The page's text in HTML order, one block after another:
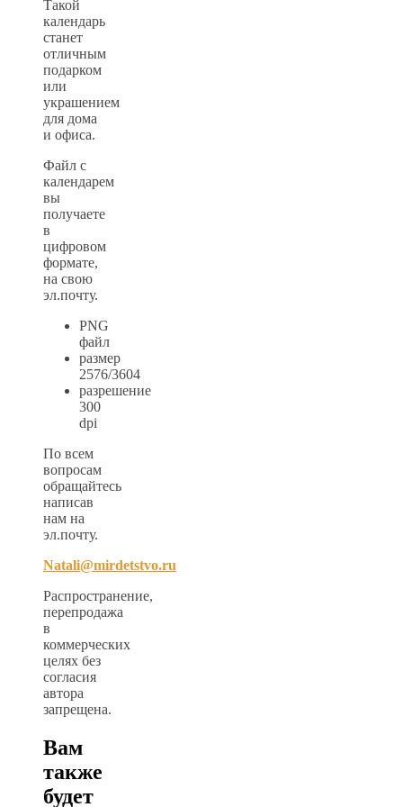
Такой
календарь
станет
отличным
подарком
или
украшением
для дома
и офиса.
Файл с
календарем
вы
получаете
в
цифровом
формате,
на свою
эл.почту.
PNG
файл
размер
2576/3604
разрешение
300
dpi
По всем
вопросам
обращайтесь
написав
нам на
эл.почту.
Natali@mirdetstvo.ru
Распространение,
перепродажа
в
коммерческих
целях без
согласия
автора
запрещена.
Вам
также
будет